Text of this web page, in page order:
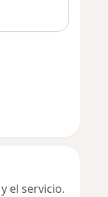
el servicio.